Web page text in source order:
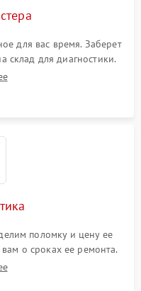
для вас время. Заберет
склад для диагностики.
поломку и цену ее
о сроках ее ремонта.